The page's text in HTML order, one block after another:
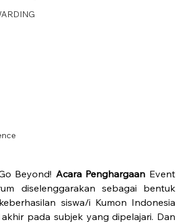
Beyond! Acara Penghargaan Event
diselenggarakan sebagai bentuk
siswa/i Kumon Indonesia
pada subjek yang dipelajari. Dan